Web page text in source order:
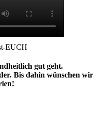
EUCH
gut geht.
Bis dahin wünschen wir